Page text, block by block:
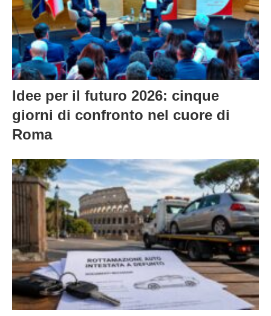
Idee per il futuro 2026: cinque
giorni di confronto nel cuore di
Roma